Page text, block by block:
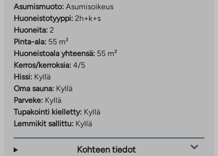
Asumismuoto: Asumisoikeus
Huoneistotyyppi: 2h+k+s
Huoneita: 2
Pinta-ala: 55 m²
Huoneistoala yhteensä: 55 m²
Kerros/kerroksia: 4/5
Hissi: Kyllä
Oma sauna: Kyllä
Parveke: Kyllä
Tupakointi kielletty: Kyllä
Lemmikit sallittu: Kyllä
Kohteen tiedot